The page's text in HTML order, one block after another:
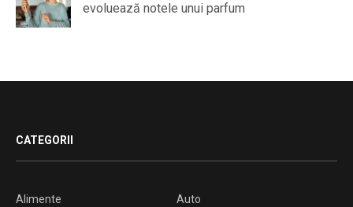
evoluează notele unui parfum
CATEGORII
Alimente Auto